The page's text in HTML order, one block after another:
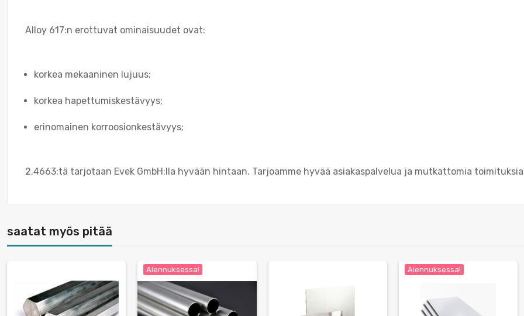
Alloy 617:n erottuvat ominaisuudet ovat:
korkea mekaaninen lujuus;
korkea hapettumiskestävyys;
erinomainen korroosionkestävyys;
2.4663:tä tarjotaan Evek GmbH:lla hyvään hintaan. Tarjoamme hyvää asiakaspalvelua ja mutkattomia
saatat myös pitää
Alennuksessa! Alennuksessa!